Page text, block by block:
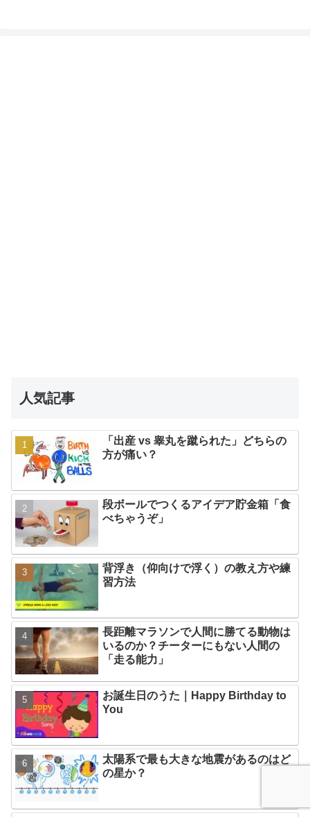
人気記事
「出産 vs 睾丸を蹴られた」どちらの
方が痛い？
段ボールでつくるアイデア貯金箱「食
べちゃうぞ」
背浮き（仰向けで浮く）の教え方や練
習方法
長距離マラソンで人間に勝てる動物は
いるのか？チーターにもない人間の
「走る能力」
お誕生日のうた｜Happy Birthday to
You
太陽系で最も大きな地震があるのはど
の星か？